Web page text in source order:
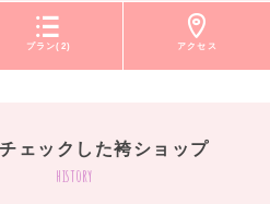
プラン(2) アクセス
ェックした袴ショップ
history